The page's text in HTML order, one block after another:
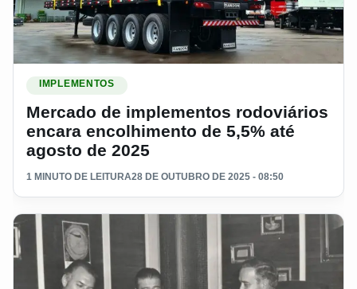
IMPLEMENTOS
Mercado de implementos rodoviários
encara encolhimento de 5,5% até
agosto de 2025
1 MINUTO DE LEITURA28 DE OUTUBRO DE 2025 - 08:50